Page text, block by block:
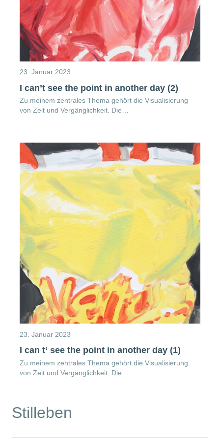
23. Januar 2023
I can’t see the point in another day (2)
Zu meinem zentrales Thema gehört die Visualisierung
von Zeit und Vergänglichkeit. Die…
23. Januar 2023
I can t‘ see the point in another day (1)
Zu meinem zentrales Thema gehört die Visualisierung
von Zeit und Vergänglichkeit. Die…
Stilleben